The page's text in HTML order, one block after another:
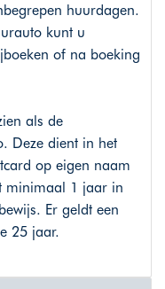
huurdagen.
kunt u
of na boeking
als de
Deze dient in het
op eigen naam
minimaal 1 jaar in
Er geldt een
25 jaar.